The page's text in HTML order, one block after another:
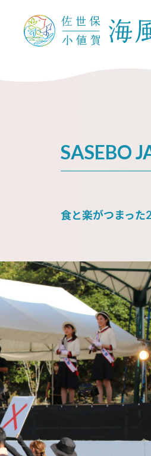
SASEBO
食と楽がつまった